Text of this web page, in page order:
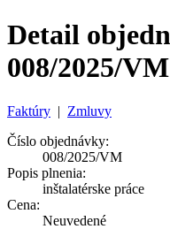
Detail
008/2025/VM
Faktúry | Zmluvy
Číslo objednávky:
008/2025/VM
Popis plnenia:
inštalatérske práce
Cena:
Neuvedené